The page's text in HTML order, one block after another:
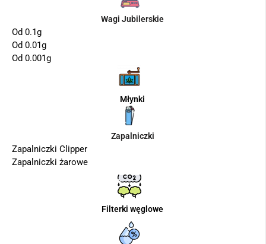
Wagi Jubilerskie
Od 0.1g
Od 0.01g
Od 0.001g
Młynki
Zapalniczki
Zapalniczki Clipper
Zapalniczki żarowe
Filterki węglowe